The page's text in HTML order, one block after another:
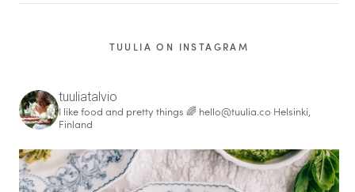
TUULIA ON INSTAGRAM
tuuliatalvio
I like food and pretty things 🌈 hello@tuulia.co Helsinki,
Finland